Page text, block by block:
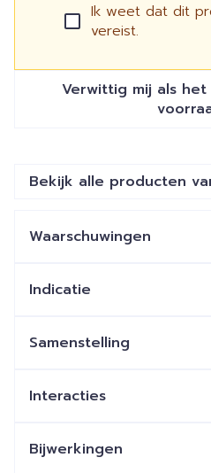
Ik weet dat dit
vereist.
Verwittig mij als
Bekijk alle producten
Waarschuwingen
Indicatie
Samenstelling
Interacties
Bijwerkingen